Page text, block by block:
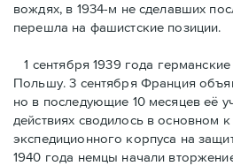
вождях, в 1934-м не сделавших
перешла на фашистские позиции.
1 сентября 1939 года
Польшу. 3 сентября Франция
но в последующие 10 месяцев её
действиях сводилось в основном
экспедиционного корпуса на
1940 года немцы начали